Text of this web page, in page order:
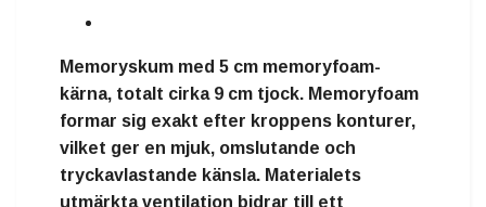
Memoryskum med 5 cm memoryfoam-
kärna, totalt cirka 9 cm tjock. Memoryfoam
formar sig exakt efter kroppens konturer,
vilket ger en mjuk, omslutande och
tryckavlastande känsla. Materialets
utmärkta ventilation bidrar till ett